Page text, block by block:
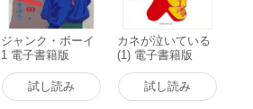
ジャンク・ボーイ
1 電子書籍版
試し読み
カネが泣いている
(1) 電子書籍版
試し読み